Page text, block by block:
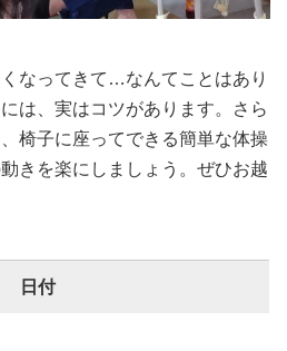
なってきて…なんてことはあり
は、実はコツがあります。さら
椅子に座ってできる簡単な体操
きを楽にしましょう。ぜひお越
日付